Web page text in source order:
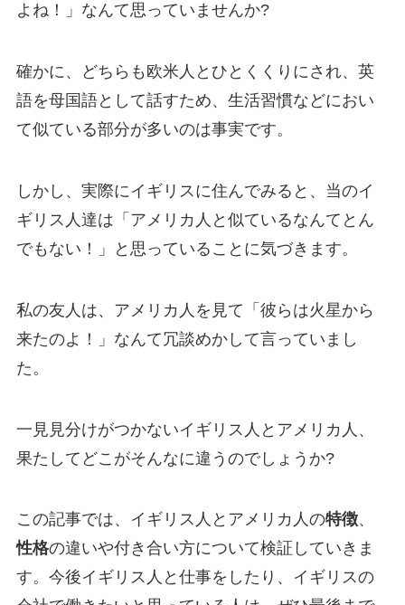
よね！」なんて思っていませんか?
確かに、どちらも欧米人とひとくくりにされ、英
語を母国語として話すため、生活習慣などにおい
て似ている部分が多いのは事実です。
しかし、実際にイギリスに住んでみると、当のイ
ギリス人達は「アメリカ人と似ているなんてとん
でもない！」と思っていることに気づきます。
私の友人は、アメリカ人を見て「彼らは火星から
来たのよ！」なんて冗談めかして言っていまし
た。
一見見分けがつかないイギリス人とアメリカ人、
果たしてどこがそんなに違うのでしょうか?
この記事では、イギリス人とアメリカ人の特徴、
性格の違いや付き合い方について検証していきま
す。今後イギリス人と仕事をしたり、イギリスの